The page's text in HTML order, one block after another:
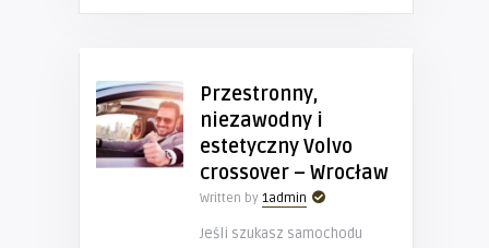
Przestronny,
niezawodny i
estetyczny Volvo
crossover – Wrocław
Written by 1admin
Jeśli szukasz samochodu